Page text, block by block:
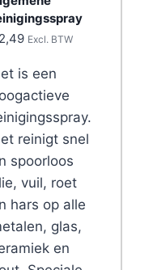
2,49 Excl. BTW
is een
reinigt snel
spoorloos
vuil, roet
hars op alle
glas,
en